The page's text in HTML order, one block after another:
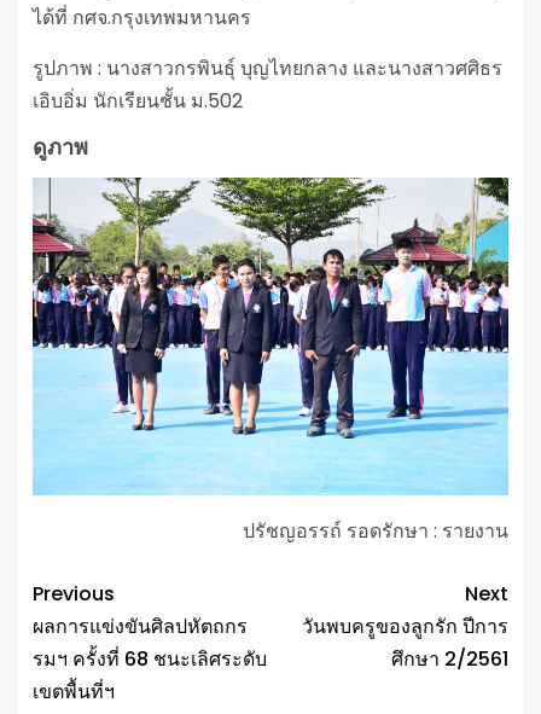
ได้ที่ กศจ.กรุงเทพมหานคร
รูปภาพ : นางสาวกรพินธ์ุ บุญไทยกลาง และนางสาวศศิธร
เอิบอิ่ม นักเรียนชั้น ม.502
ดูภาพ
ปรัชญอรรถ์ รอดรักษา : รายงาน
Previous
ผลการแข่งขันศิลปหัตถกร
รมฯ ครั้งที่ 68 ชนะเลิศระดับ
เขตพื้นที่ฯ
Next
วันพบครูของลูกรัก ปีการ
ศึกษา 2/2561